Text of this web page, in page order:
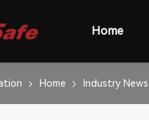
Home
Home Industry News